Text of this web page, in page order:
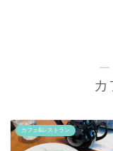
―
カ
カフェ&レストラン